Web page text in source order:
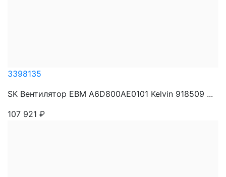
3398135
SK Вентилятор EBM A6D800AE0101 Kelvin 918509 ...
107 921 ₽